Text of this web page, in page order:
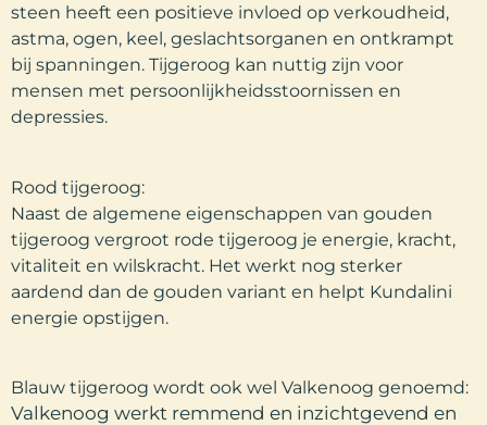
steen heeft een positieve invloed op verkoudheid,
astma, ogen, keel, geslachtsorganen en ontkrampt
bij spanningen. Tijgeroog kan nuttig zijn voor
mensen met persoonlijkheidsstoornissen en
depressies.
Rood tijgeroog:
Naast de algemene eigenschappen van gouden
tijgeroog vergroot rode tijgeroog je energie, kracht,
vitaliteit en wilskracht. Het werkt nog sterker
aardend dan de gouden variant en helpt Kundalini
energie opstijgen.
Blauw tijgeroog wordt ook wel Valkenoog genoemd:
Valkenoog werkt remmend en inzichtgevend en